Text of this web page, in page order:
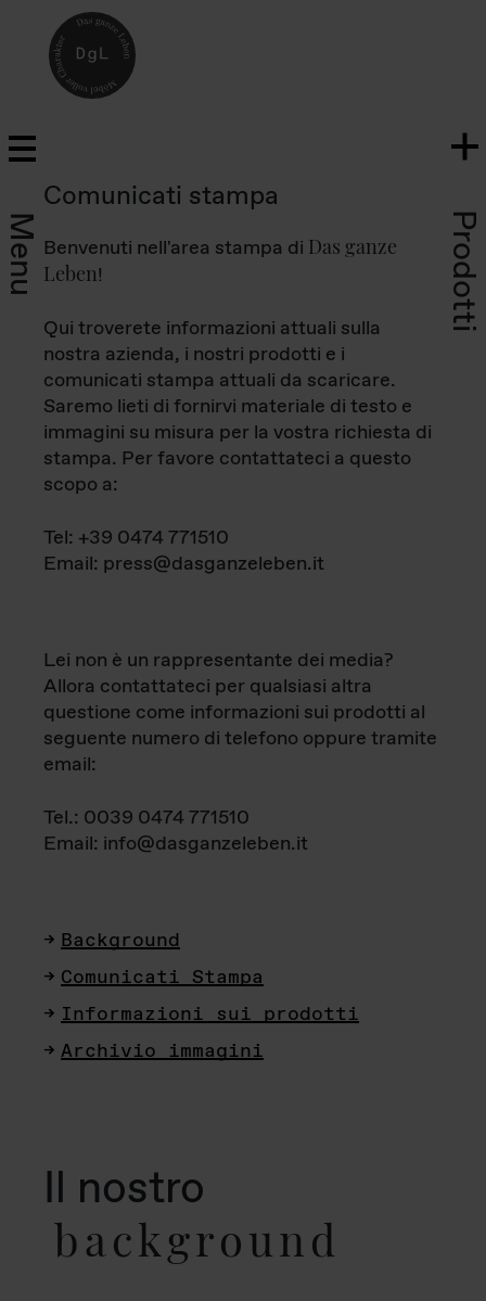
Menu Prodotti
Comunicati stampa
Benvenuti nell'area stampa di Das ganze
Leben!
Qui troverete informazioni attuali sulla
nostra azienda, i nostri prodotti e i
comunicati stampa attuali da scaricare.
Saremo lieti di fornirvi materiale di testo e
immagini su misura per la vostra richiesta di
stampa. Per favore contattateci a questo
scopo a:
Tel: +39 0474 771510
Email: press@dasganzeleben.it
Lei non è un rappresentante dei media?
Allora contattateci per qualsiasi altra
questione come informazioni sui prodotti al
seguente numero di telefono oppure tramite
email:
Tel.: 0039 0474 771510
Email: info@dasganzeleben.it
Background
Comunicati Stampa
Informazioni sui prodotti
Archivio immagini
Il nostro
background